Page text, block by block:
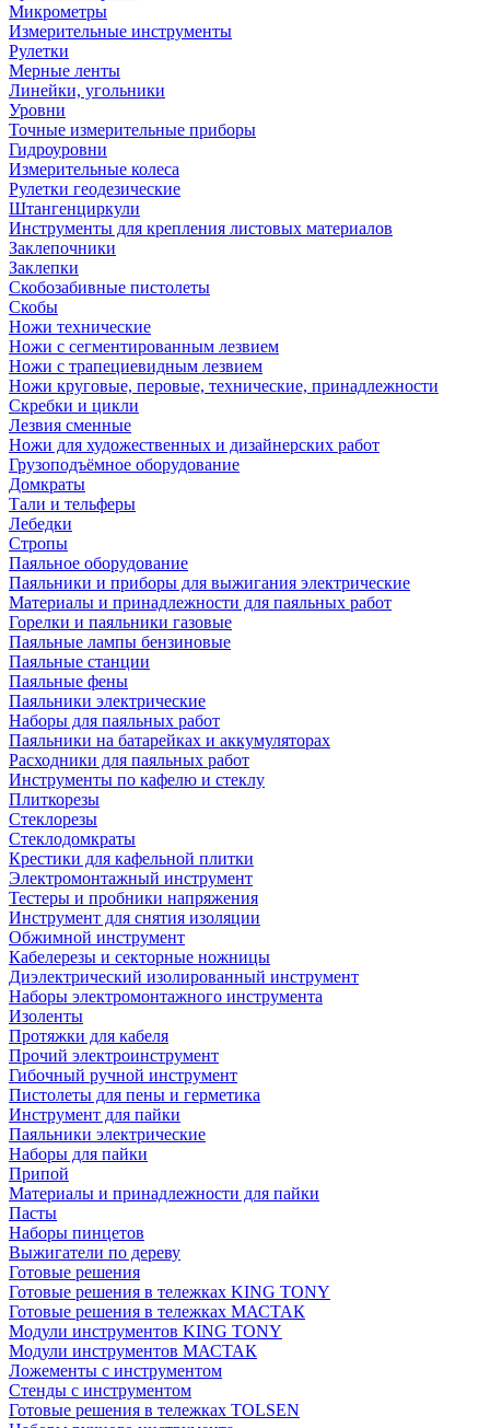
Микрометры
Измерительные инструменты
Рулетки
Мерные ленты
Линейки, угольники
Уровни
Точные измерительные приборы
Гидроуровни
Измерительные колеса
Рулетки геодезические
Штангенциркули
Инструменты для крепления листовых материалов
Заклепочники
Заклепки
Скобозабивные пистолеты
Скобы
Ножи технические
Ножи с сегментированным лезвием
Ножи с трапециевидным лезвием
Ножи круговые, перовые, технические, принадлежности
Скребки и цикли
Лезвия сменные
Ножи для художественных и дизайнерских работ
Грузоподъёмное оборудование
Домкраты
Тали и тельферы
Лебедки
Стропы
Паяльное оборудование
Паяльники и приборы для выжигания электрические
Материалы и принадлежности для паяльных работ
Горелки и паяльники газовые
Паяльные лампы бензиновые
Паяльные станции
Паяльные фены
Паяльники электрические
Наборы для паяльных работ
Паяльники на батарейках и аккумуляторах
Расходники для паяльных работ
Инструменты по кафелю и стеклу
Плиткорезы
Стеклорезы
Стеклодомкраты
Крестики для кафельной плитки
Электромонтажный инструмент
Тестеры и пробники напряжения
Инструмент для снятия изоляции
Обжимной инструмент
Кабелерезы и секторные ножницы
Диэлектрический изолированный инструмент
Наборы электромонтажного инструмента
Изоленты
Протяжки для кабеля
Прочий электроинструмент
Гибочный ручной инструмент
Пистолеты для пены и герметика
Инструмент для пайки
Паяльники электрические
Наборы для пайки
Припой
Материалы и принадлежности для пайки
Пасты
Наборы пинцетов
Выжигатели по дереву
Готовые решения
Готовые решения в тележках KING TONY
Готовые решения в тележках МАСТАК
Модули инструментов KING TONY
Модули инструментов МАСТАК
Ложементы с инструментом
Стенды с инструментом
Готовые решения в тележках TOLSEN